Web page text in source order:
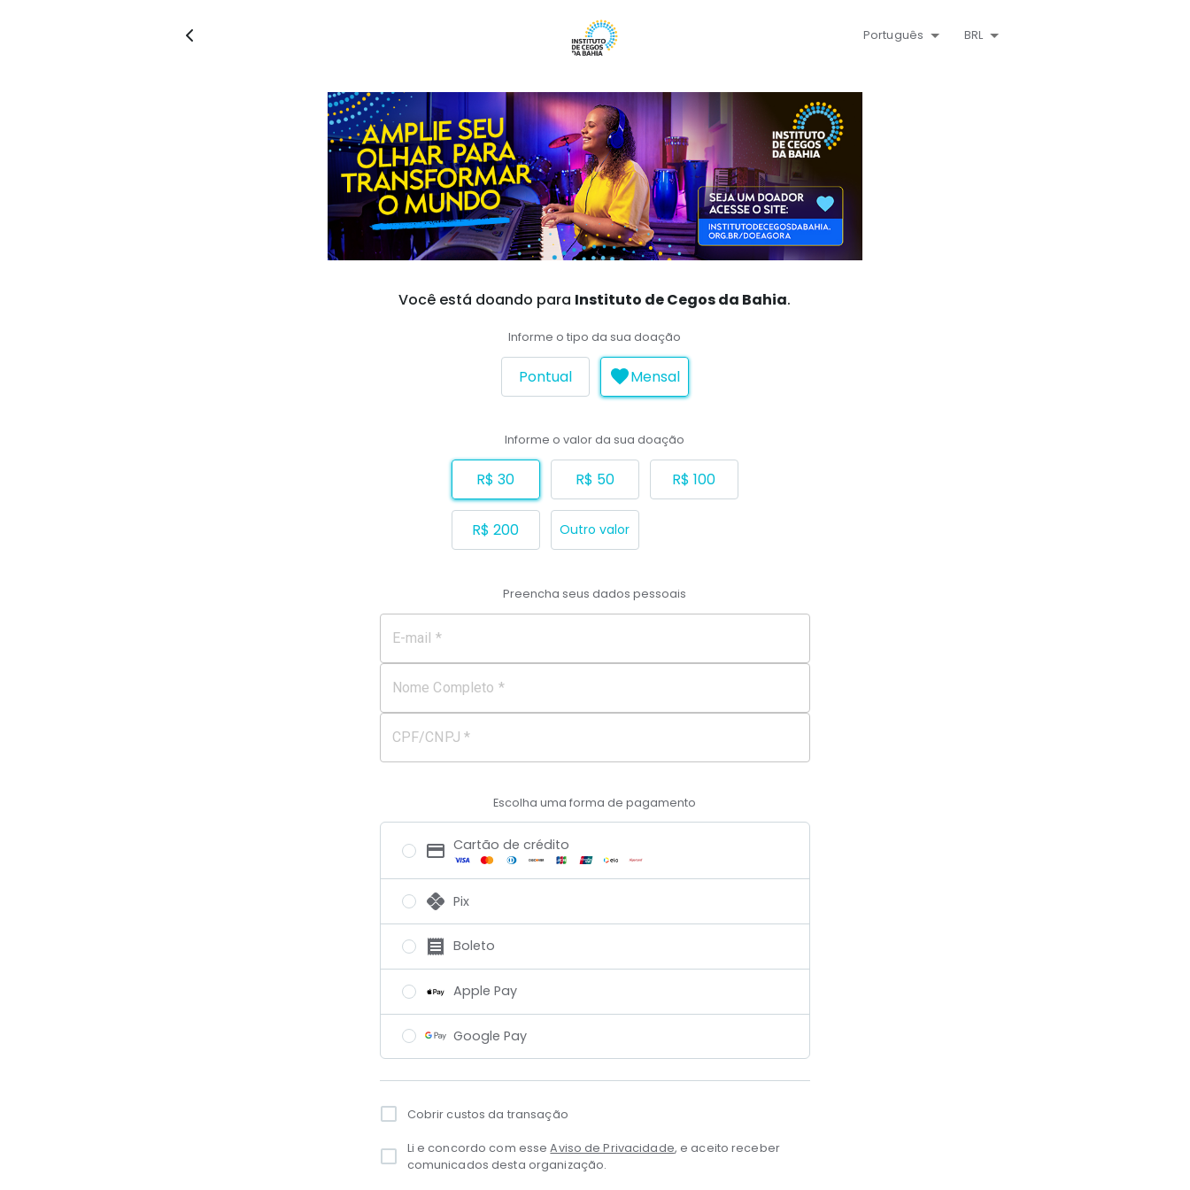
Português BRL
Você está doando para Instituto de Cegos da Bahia.
Informe o tipo da sua doação
Pontual Mensal
Informe o valor da sua doação
R$ 30 R$ 50 R$ 100
R$ 200 Outro valor
Preencha seus dados pessoais
E-mail *
Nome Completo *
CPF/CNPJ *
Escolha uma forma de pagamento
Cartão de crédito
Pix
Boleto
Apple Pay
Google Pay
Cobrir custos da transação
Li e concordo com esseAviso de Privacidade, e aceito receber
comunicados desta organização.